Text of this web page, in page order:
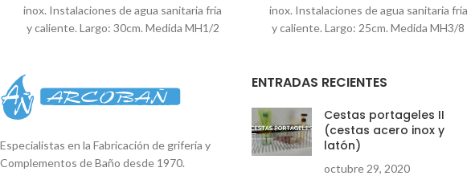
inox. Instalaciones de agua sanitaria fría
y caliente. Largo: 30cm. Medida MH1/2
inox. Instalaciones de agua sanitaria fría
y caliente. Largo: 25cm. Medida MH3/8
Especialistas en la Fabricación de grifería y
Complementos de Baño desde 1970.
ENTRADAS RECIENTES
Cestas portageles II
(cestas acero inox y
latón)
octubre 29, 2020